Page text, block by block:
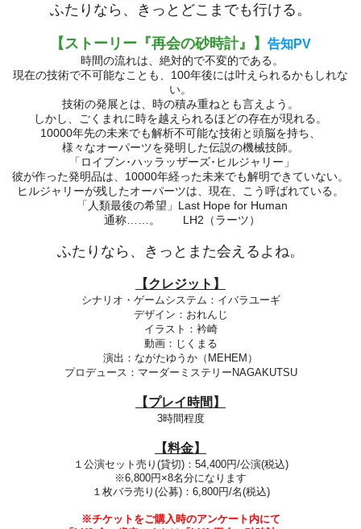
ふたりなら、きっとどこまでも行ける。
【ストーリー 『再会の砂時計』】 告知PV
時間の流れは、絶対的で不変的である。
現在の技術で不可能なことも、100年後には叶えられるかもしれな
い。
技術の発展とは、時の積み重ねとも言えよう。
しかし、ごくまれに時を越えられるほどの存在が現れる。
10000年先の未来でも解析不可能な技術と頭脳を持ち、
様々なオーパーツを発明した伝説の機械技師。
「ロイブン･ハッラッザーズ･ヒルジャリー」
彼が作った発明品は、10000年経った未来でも解明できていない。
ヒルジャリーが残したオーパーツは、現在、こう呼ばれている。
「人類最後の希望」Last Hope for Human
通称……。 LH2（ラーツ）
ふたりなら、きっとまた会えるよね。
【クレジット】
シナリオ・ゲームシステム： イバラユーギ
デザイン：おれんじ
イラスト：衿崎
動画：じくまる
演出：ながたゆうか（MEHEM）
プロデュース：マーダーミステリーNAGAKUTSU
【プレイ時間】
3時間程度
【料金】
１公演セット売り(貸切)：54,400円/公演(税込)
※6,800円×8名分になります
１枚バラ売り(公募)：6,800円/名(税込)
※チケットをご購入時のアンケート内にて